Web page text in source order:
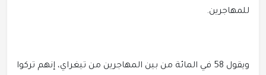
للمهاجرين.
ويقول 58‎ في المائة من بين المهاجرين من تيغراي، إنهم تركوا